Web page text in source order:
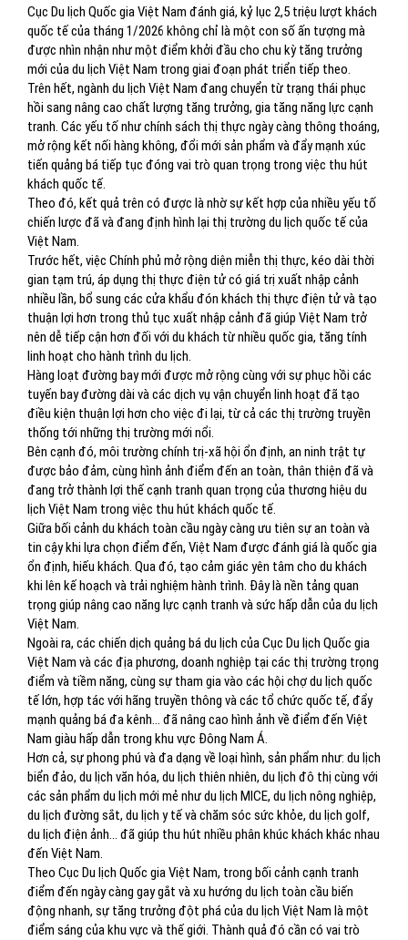
Cục Du lịch Quốc gia Việt Nam đánh giá, kỷ lục 2,5 triệu lượt khách
quốc tế của tháng 1/2026 không chỉ là một con số ấn tượng mà
được nhìn nhận như một điểm khởi đầu cho chu kỳ tăng trưởng
mới của du lịch Việt Nam trong giai đoạn phát triển tiếp theo.
Trên hết, ngành du lịch Việt Nam đang chuyển từ trạng thái phục
hồi sang nâng cao chất lượng tăng trưởng, gia tăng năng lực cạnh
tranh. Các yếu tố như chính sách thị thực ngày càng thông thoáng,
mở rộng kết nối hàng không, đổi mới sản phẩm và đẩy mạnh xúc
tiến quảng bá tiếp tục đóng vai trò quan trọng trong việc thu hút
khách quốc tế.
Theo đó, kết quả trên có được là nhờ sự kết hợp của nhiều yếu tố
chiến lược đã và đang định hình lại thị trường du lịch quốc tế của
Việt Nam.
Trước hết, việc Chính phủ mở rộng diện miễn thị thực, kéo dài thời
gian tạm trú, áp dụng thị thực điện tử có giá trị xuất nhập cảnh
nhiều lần, bổ sung các cửa khẩu đón khách thị thực điện tử và tạo
thuận lợi hơn trong thủ tục xuất nhập cảnh đã giúp Việt Nam trở
nên dễ tiếp cận hơn đối với du khách từ nhiều quốc gia, tăng tính
linh hoạt cho hành trình du lịch.
Hàng loạt đường bay mới được mở rộng cùng với sự phục hồi các
tuyến bay đường dài và các dịch vụ vận chuyển linh hoạt đã tạo
điều kiện thuận lợi hơn cho việc đi lại, từ cả các thị trường truyền
thống tới những thị trường mới nổi.
Bên cạnh đó, môi trường chính trị-xã hội ổn định, an ninh trật tự
được bảo đảm, cùng hình ảnh điểm đến an toàn, thân thiện đã và
đang trở thành lợi thế cạnh tranh quan trọng của thương hiệu du
lịch Việt Nam trong việc thu hút khách quốc tế.
Giữa bối cảnh du khách toàn cầu ngày càng ưu tiên sự an toàn và
tin cậy khi lựa chọn điểm đến, Việt Nam được đánh giá là quốc gia
ổn định, hiếu khách. Qua đó, tạo cảm giác yên tâm cho du khách
khi lên kế hoạch và trải nghiệm hành trình. Đây là nền tảng quan
trọng giúp nâng cao năng lực cạnh tranh và sức hấp dẫn của du lịch
Việt Nam.
Ngoài ra, các chiến dịch quảng bá du lịch của Cục Du lịch Quốc gia
Việt Nam và các địa phương, doanh nghiệp tại các thị trường trọng
điểm và tiềm năng, cùng sự tham gia vào các hội chợ du lịch quốc
tế lớn, hợp tác với hãng truyền thông và các tổ chức quốc tế, đẩy
mạnh quảng bá đa kênh... đã nâng cao hình ảnh về điểm đến Việt
Nam giàu hấp dẫn trong khu vực Đông Nam Á.
Hơn cả, sự phong phú và đa dạng về loại hình, sản phẩm như: du lịch
biển đảo, du lịch văn hóa, du lịch thiên nhiên, du lịch đô thị cùng với
các sản phẩm du lịch mới mẻ như du lịch MICE, du lịch nông nghiệp,
du lịch đường sắt, du lịch y tế và chăm sóc sức khỏe, du lịch golf,
du lịch điện ảnh... đã giúp thu hút nhiều phân khúc khách khác nhau
đến Việt Nam.
Theo Cục Du lịch Quốc gia Việt Nam, trong bối cảnh cạnh tranh
điểm đến ngày càng gay gắt và xu hướng du lịch toàn cầu biến
động nhanh, sự tăng trưởng đột phá của du lịch Việt Nam là một
điểm sáng của khu vực và thế giới. Thành quả đó cần có vai trò